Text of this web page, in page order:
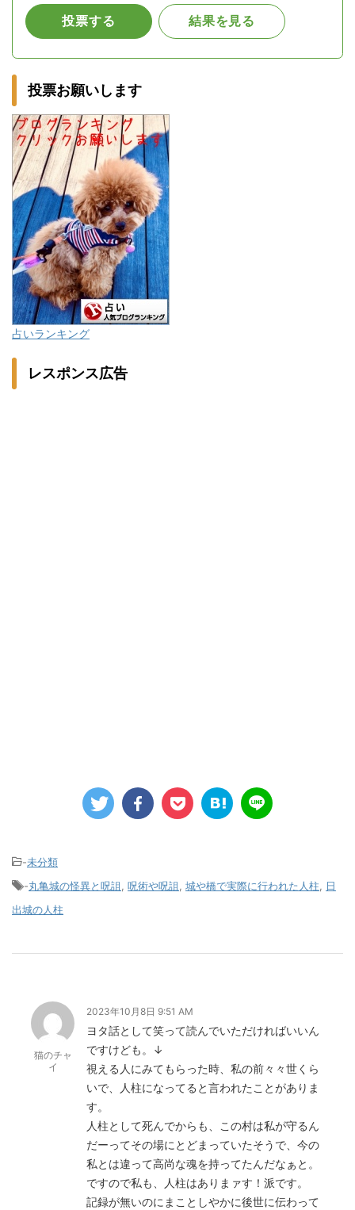
投票お願いします
占いランキング
レスポンス広告
-未分類
-丸亀城の怪異と呪詛, 呪術や呪詛, 城や橋で実際に行われた人柱, 日
出城の人柱
猫のチャ
イ
2023年10月8日 9:51 AM
ヨタ話として笑って読んでいただければいいん
ですけども。↓
視える人にみてもらった時、私の前々々世くら
いで、人柱になってると言われたことがありま
す。
人柱として死んでからも、この村は私が守るん
だーってその場にとどまっていたそうで、今の
私とは違って高尚な魂を持ってたんだなぁと。
ですので私も、人柱はありまァす！派です。
記録が無いのにまことしやかに後世に伝わって